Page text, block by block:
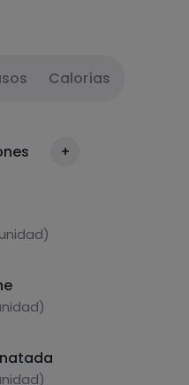
Calorías
+
Proteínas